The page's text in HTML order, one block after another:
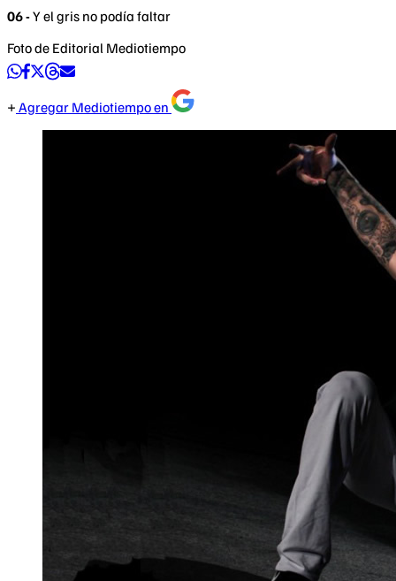
06 -Y el gris no podía faltar
Foto de Editorial Mediotiempo
Agregar Mediotiempo en